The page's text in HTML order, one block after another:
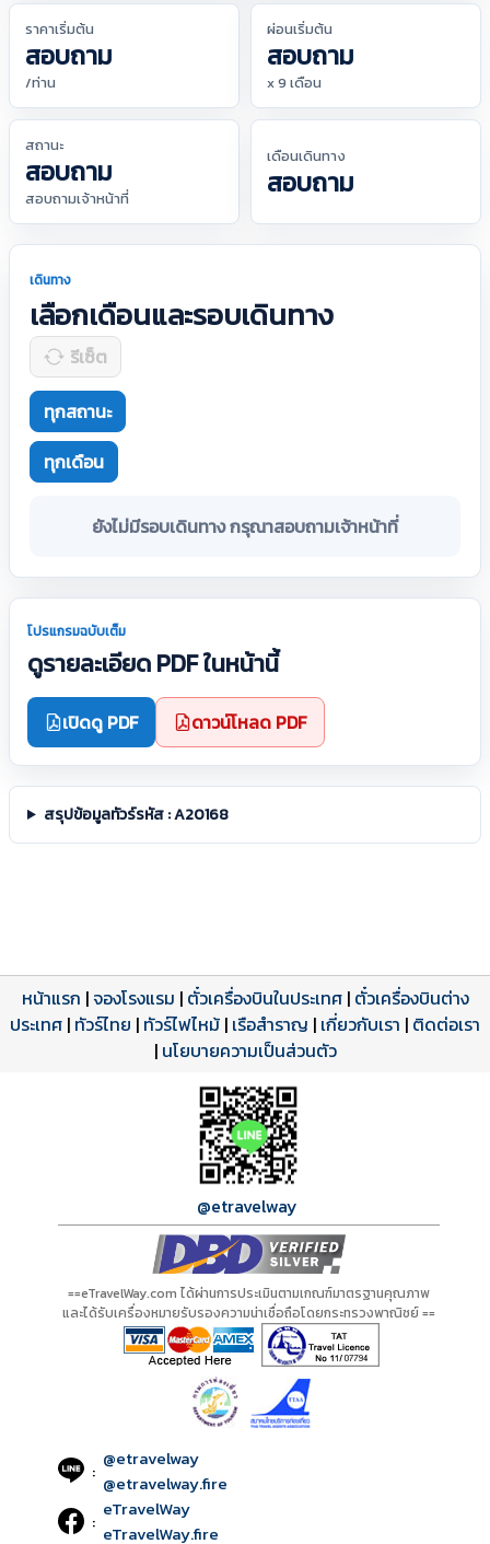
ราคาเริ่มต้น
สอบถาม
/ท่าน
ผ่อนเริ่มต้น
สอบถาม
x 9 เดือน
สถานะ
สอบถาม
สอบถามเจ้าหน้าที่
เดือนเดินทาง
สอบถาม
เดินทาง
เลือกเดือนและรอบเดินทาง
รีเซ็ต
ทุกสถานะ
ทุกเดือน
ยังไม่มีรอบเดินทาง กรุณาสอบถามเจ้าหน้าที่
โปรแกรมฉบับเต็ม
ดูรายละเอียด PDF ในหน้านี้
เปิดดู PDF ดาวน์โหลด PDF
สรุปข้อมูลทัวร์รหัส : A20168
โปรแกรมทัวร์
ดาวน์โหลด PDF
รีวิวลูกค้าจริง
รีวิวจาก eTravelWay
เปิดหน้าเต็ม
ใบอนุญาตนำเที่ยว
เลขที่ 11/11450
เปิดหน้าเต็ม
หน้าแรก |จองโรงแรม | ตั๋วเครื่องบินในประเทศ| ตั๋วเครื่องบินต่าง
ประเทศ | ทัวร์ไทย | ทัวร์ไฟไหม้ | เรือสำราญ | เกี่ยวกับเรา | ติดต่อเรา
| นโยบายความเป็นส่วนตัว
@etravelway
==eTravelWay.com ได้ผ่านการประเมินตามเกณฑ์มาตรฐานคุณภาพ
และได้รับเครื่องหมายรับรองความน่าเชื่อถือโดยกระทรวงพาณิชย์ ==
: @etravelway
@etravelway.fire
: eTravelWay
eTravelWay.fire